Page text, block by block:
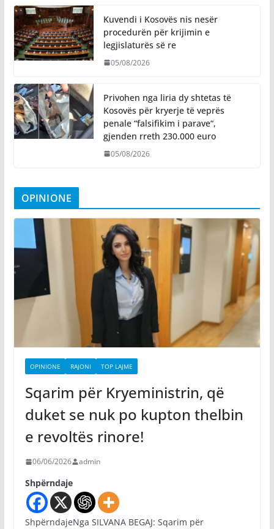
Kuvendi i Kosovës nis nesër
procedurën për krijimin e
legjislaturës së re
05/08/2026
Privohen nga liria dy shtetas të
Kosovës për kryerje të veprës
penale “falsifikim i parave“,
gjenden rreth 230.000 euro
05/08/2026
OPINIONE
OPINIONE RAJONI TOP LAJME
Sqarim për Kryeministrin, që
duket se nuk po kupton thelbin
e revoltës rinore!
06/06/2026 admin
Shpërndaje
ShpërndajeNga SILVANA BEGAJ: Sqarim për